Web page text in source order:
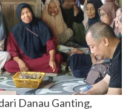
Danau Ganting,